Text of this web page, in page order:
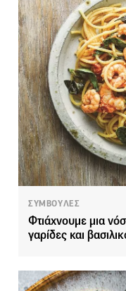
ΣΥΜΒΟΥΛΕΣ
Φτιάχνουμε μια
γαρίδες και